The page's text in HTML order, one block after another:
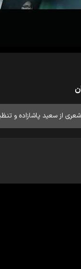
از سعید پاشازاده و